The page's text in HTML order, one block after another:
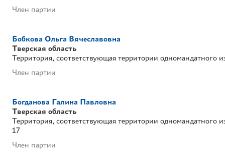
Член партии
Бобкова Ольга Вячеславовна
Тверская область
Территория, соответствующая территории
Член партии
Богданова Галина Павловна
Тверская область
Территория, соответствующая территории
17
Член партии